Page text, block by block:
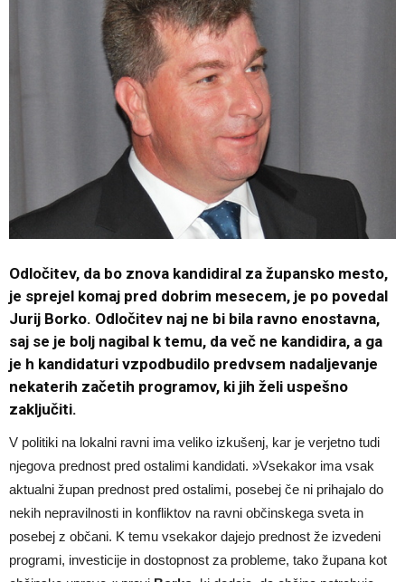
Odločitev, da bo znova kandidiral za župansko mesto,
je sprejel komaj pred dobrim mesecem, je po povedal
Jurij Borko. Odločitev naj ne bi bila ravno enostavna,
saj se je bolj nagibal k temu, da več ne kandidira, a ga
je h kandidaturi vzpodbudilo predvsem nadaljevanje
nekaterih začetih programov, ki jih želi uspešno
zaključiti.
V politiki na lokalni ravni ima veliko izkušenj, kar je verjetno tudi
njegova prednost pred ostalimi kandidati. »Vsekakor ima vsak
aktualni župan prednost pred ostalimi, posebej če ni prihajalo do
nekih nepravilnosti in konfliktov na ravni občinskega sveta in
posebej z občani. K temu vsekakor dajejo prednost že izvedeni
programi, investicije in dostopnost za probleme, tako župana kot